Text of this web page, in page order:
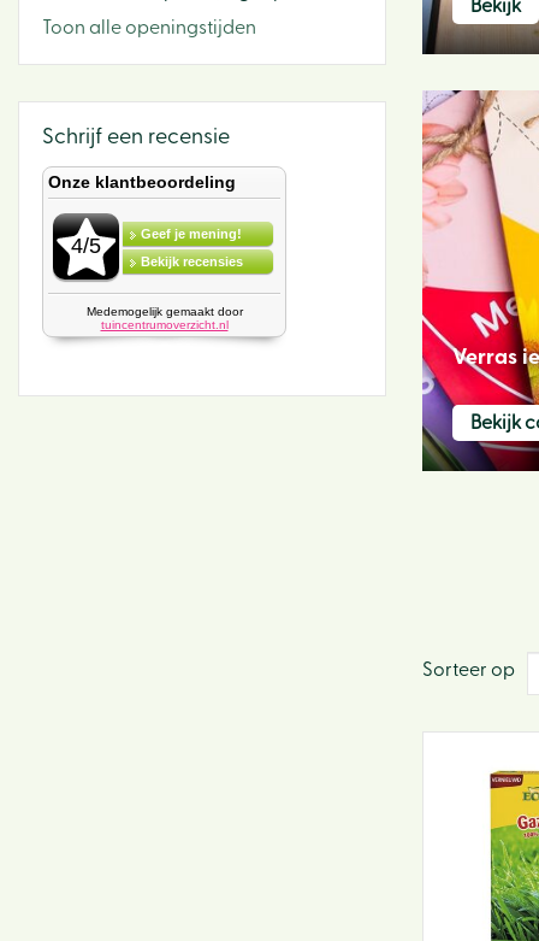
Bekijk
Verras
Bekijk
Sorteer op
Toon alle openingstijden
Schrijf een recensie